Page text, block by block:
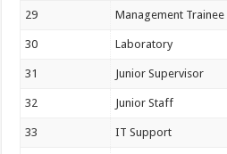
29 Management Trainee
30 Laboratory
31 Junior Supervisor
32 Junior Staff
33 IT Support